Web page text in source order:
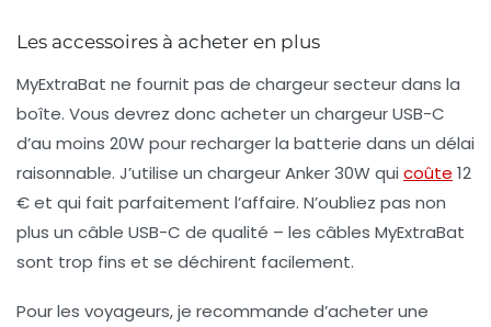
Les accessoires à acheter en plus
MyExtraBat ne fournit pas de chargeur secteur dans la
boîte. Vous devrez donc acheter un chargeur USB-C
d’au moins 20W pour recharger la batterie dans un délai
raisonnable. J’utilise un chargeur Anker 30W qui coûte 12
€ et qui fait parfaitement l’affaire. N’oubliez pas non
plus un câble USB-C de qualité – les câbles MyExtraBat
sont trop fins et se déchirent facilement.
Pour les voyageurs, je recommande d’acheter une